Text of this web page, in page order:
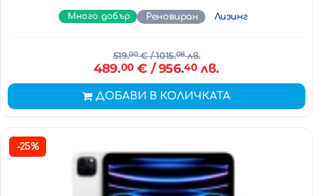
Много добър Реновиран Лизинг
519.00€/ 1015.08лв.
489.00€ / 956.40лв.
ДОБАВИ В КОЛИЧКАТА
-25%